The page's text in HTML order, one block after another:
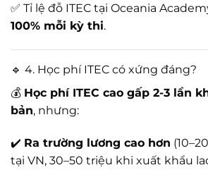
✅ Tỉ lệ đỗ ITEC tại Oceania
100% mỗi kỳ thi.
🔹 4. Học phí ITEC có xứng đáng?
💰 Học phí ITEC cao gấp 2-3 lần
bản, nhưng:
✔️ Ra trường lương cao hơn
tại VN, 30–50 triệu khi xuất khẩu